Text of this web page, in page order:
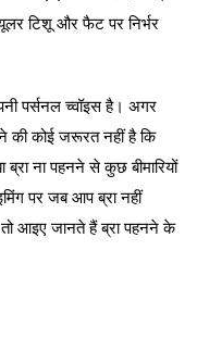
टिशू और फैट पर निर्भर
पर्सनल च्वॉइस है। अगर
की कोई जरूरत नहीं है कि
ना पहनने से कुछ बीमारियों
पर जब आप ब्रा नहीं
आइए जानते हैं ब्रा पहनने के